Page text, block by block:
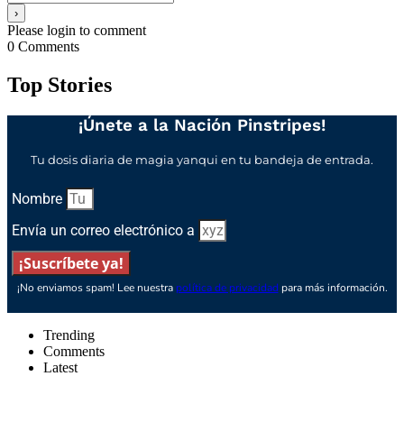
Please login to comment
0 Comments
Top Stories
¡Únete a la Nación Pinstripes!
Tu dosis diaria de magia yanqui en tu bandeja de entrada.
Nombre
Envía un correo electrónico a
¡Suscríbete ya!
¡No enviamos spam! Lee nuestra política de privacidad para más información.
Trending
Comments
Latest